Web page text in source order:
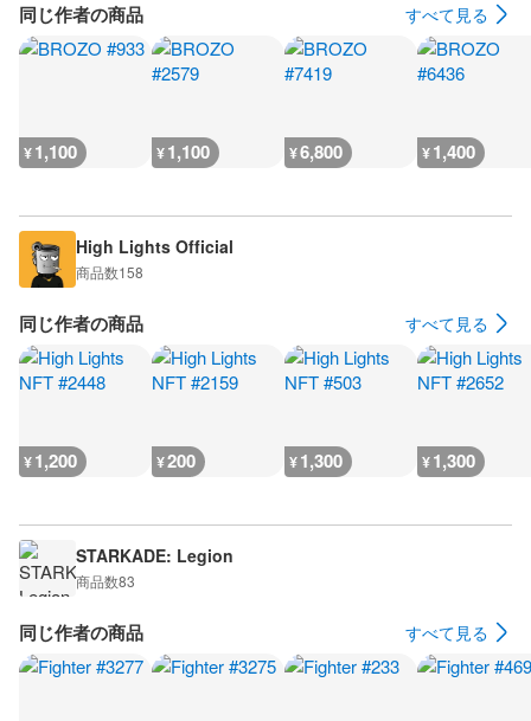
同じ作者の商品 すべて見る
¥1,100 ¥1,100 ¥6,800 ¥1,400
High Lights Official
商品数158
同じ作者の商品 すべて見る
¥1,200 ¥200 ¥1,300 ¥1,300
STARKADE: Legion
商品数83
同じ作者の商品 すべて見る